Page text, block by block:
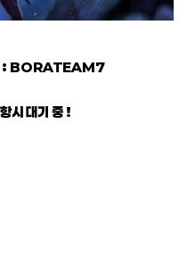
: BORATEAM7
시 대기 중 !